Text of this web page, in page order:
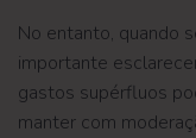
No entanto, quando
importante
gastos supérfluos
manter com